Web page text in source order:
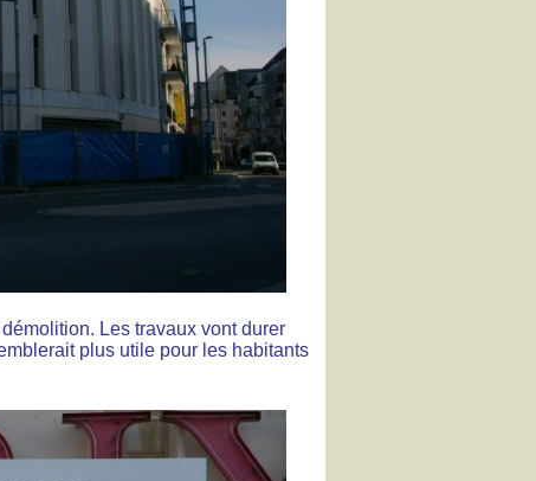
Les travaux vont durer
plus utile pour les habitants